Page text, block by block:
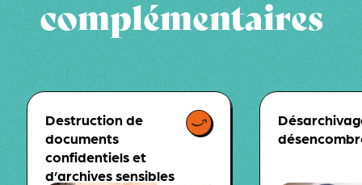
complémentaires
Destruction de
documents
confidentiels et
d’archives sensibles